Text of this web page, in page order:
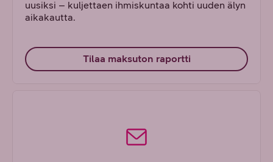
uusiksi – kuljettaen ihmiskuntaa kohti uuden älyn
aikakautta.
Tilaa maksuton raportti